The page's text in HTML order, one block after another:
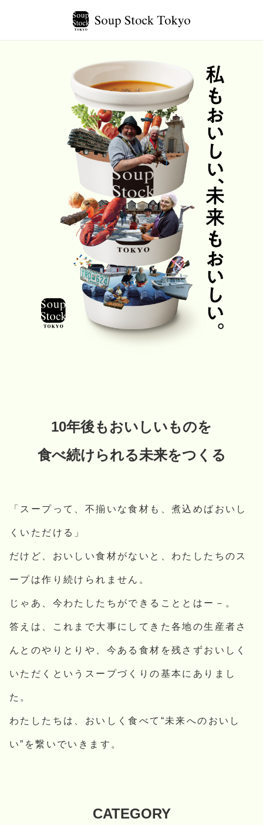
10年後もおいしいものを
食べ続けられる未来をつくる
「スープって、不揃いな食材も、煮込めばおいし
くいただける」
だけど、おいしい食材がないと、わたしたちのス
ープは作り続けられません。
じゃあ、今わたしたちができることとはー－。
答えは、これまで大事にしてきた各地の生産者さ
んとのやりとりや、今ある食材を残さずおいしく
いただくというスープづくりの基本にありまし
た。
わたしたちは、おいしく食べて“未来へのおいし
い”を繋いでいきます。
CATEGORY